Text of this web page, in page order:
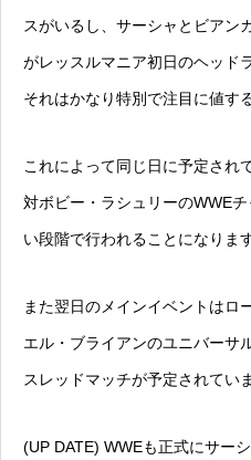
スがいるし、サーシャとビアン
がレッスルマニア初日のヘッド
それはかなり特別で注目に値す
これによって同じ日に予定され
対ボビー・ラシュリーのWWE
い段階で行われることになります
また翌日のメインイベントはロ
エル・ブライアンのユニバーサ
スレッドマッチが予定されてい
(UP DATE) WWEも正式にサー